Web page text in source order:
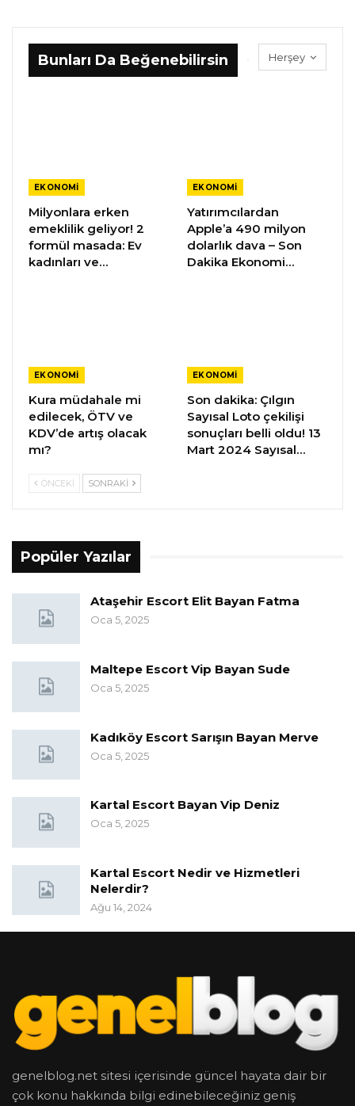
Herşey
Bunları Da Beğenebilirsin
EKONOMI
Milyonlara erken
emeklilik geliyor! 2
formül masada: Ev
kadınları ve…
EKONOMI
Yatırımcılardan
Apple’a 490 milyon
dolarlık dava – Son
Dakika Ekonomi…
EKONOMI
Kura müdahale mi
edilecek, ÖTV ve
KDV’de artış olacak
mı?
EKONOMI
Son dakika: Çılgın
Sayısal Loto çekilişi
sonuçları belli oldu! 13
Mart 2024 Sayısal…
ÖNCEKI SONRAKI
Popüler Yazılar
Ataşehir Escort Elit Bayan Fatma
Oca 5, 2025
Maltepe Escort Vip Bayan Sude
Oca 5, 2025
Kadıköy Escort Sarışın Bayan Merve
Oca 5, 2025
Kartal Escort Bayan Vip Deniz
Oca 5, 2025
Kartal Escort Nedir ve Hizmetleri
Nelerdir?
Ağu 14, 2024
genelblog.net sitesi içerisinde güncel hayata dair bir
çok konu hakkında bilgi edinebileceğiniz geniş